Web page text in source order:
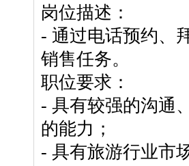
岗位描述：
- 通过电话预约、
销售任务。
职位要求：
- 具有较强的沟通
的能力；
- 具有旅游行业市